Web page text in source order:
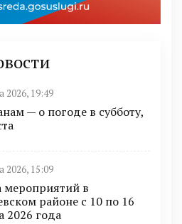
2026, 19:49
— о погоде в субботу,
2026, 15:09
в
районе с 10 по 16
2026 года